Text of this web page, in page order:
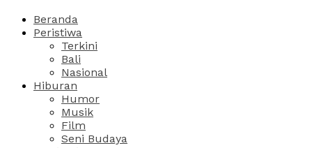
Beranda
Peristiwa
Terkini
Bali
Nasional
Hiburan
Humor
Musik
Film
Seni Budaya